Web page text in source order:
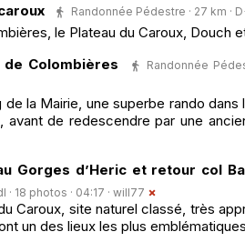
Randonnée Pédestre · 27 km ·
le Plateau du Caroux, Douch
Colombières
Randonnée
de la Mairie, une superbe rando
avant de redescendre par une
Gorges d’Heric et retour col
· 18 photos · 04:17 · will77
Caroux, site naturel classé, très
un des lieux les plus